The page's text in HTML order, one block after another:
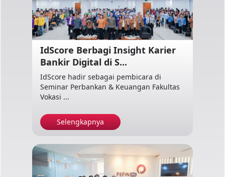
IdScore Berbagi Insight Karier
Bankir Digital di S...
IdScore hadir sebagai pembicara di
Seminar Perbankan & Keuangan Fakultas
Vokasi ...
Selengkapnya